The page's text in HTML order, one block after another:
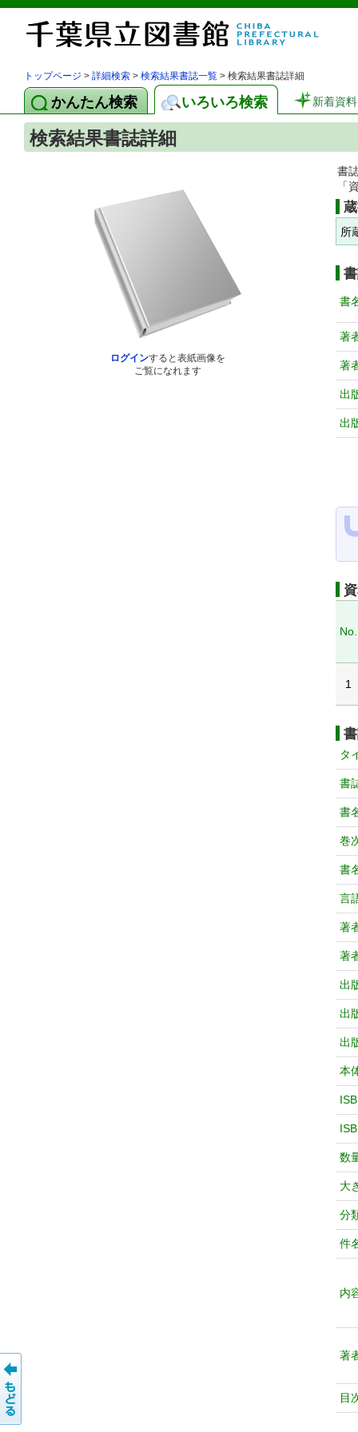
トップページ > 詳細検索 > 検索結果書誌一覧 > 検索結果書誌詳細
かんたん検索 いろいろ検索 新着資料
検索結果書誌詳細
ログインすると表紙画像を
ご覧になれます
書
「
所
書
著
著
出
出
No.
1
タ
書
書
巻
書
言
著
著
出
出
出
本
数
大
分
件
内
著
目